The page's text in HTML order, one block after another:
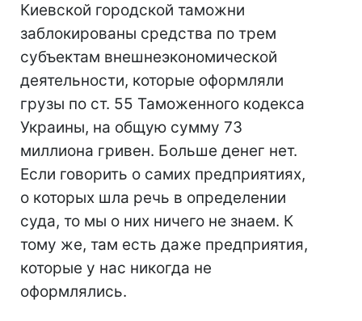
Киевской городской таможни
заблокированы средства по трем
субъектам внешнеэкономической
деятельности, которые оформляли
грузы по ст. 55 Таможенного кодекса
Украины, на общую сумму 73
миллиона гривен. Больше денег нет.
Если говорить о самих предприятиях,
о которых шла речь в определении
суда, то мы о них ничего не знаем. К
тому же, там есть даже предприятия,
которые у нас никогда не
оформлялись.